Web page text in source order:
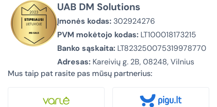
UAB DM Solutions
Įmonės kodas: 302924276
PVM mokėtojo kodas: LT100018173215
Banko sąskaita: LT823250075319978770
Adresas: Kareivių g. 2B, 08248, Vilnius
Mus taip pat rasite pas mūsų partnerius: